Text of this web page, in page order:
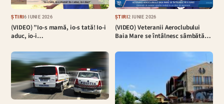
ȘTIRI6 IUNIE 2026
(VIDEO) ”Io-s mamă, io-s tată! Io-i
aduc, io-i…
ȘTIRI2 IUNIE 2026
(VIDEO) Veteranii Aeroclubului
Baia Mare se întâlnesc sâmbătă…